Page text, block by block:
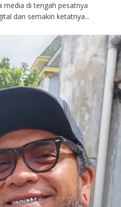
media di tengah pesatnya
dan semakin ketatnya...